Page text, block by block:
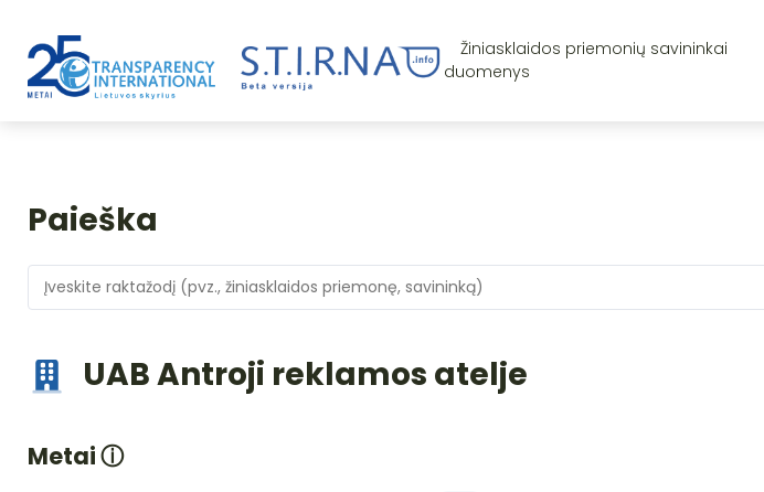
Žiniasklaidos priemonių savininkai
duomenys
Paieška
UAB Antroji reklamos atelje
Metaiⓘ